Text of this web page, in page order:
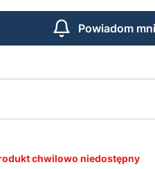
Powiadom
chwilowo niedostępny